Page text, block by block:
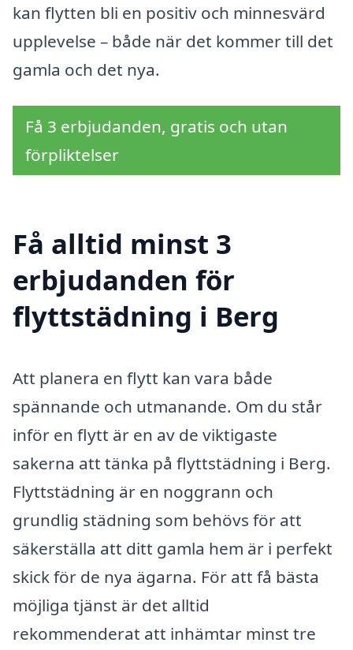
kan flytten bli en positiv och minnesvärd
upplevelse – både när det kommer till det
gamla och det nya.
Få 3 erbjudanden, gratis och utan
förpliktelser
Få alltid minst 3
erbjudanden för
flyttstädning i Berg
Att planera en flytt kan vara både
spännande och utmanande. Om du står
inför en flytt är en av de viktigaste
sakerna att tänka på flyttstädning i Berg.
Flyttstädning är en noggrann och
grundlig städning som behövs för att
säkerställa att ditt gamla hem är i perfekt
skick för de nya ägarna. För att få bästa
möjliga tjänst är det alltid
rekommenderat att inhämtar minst tre